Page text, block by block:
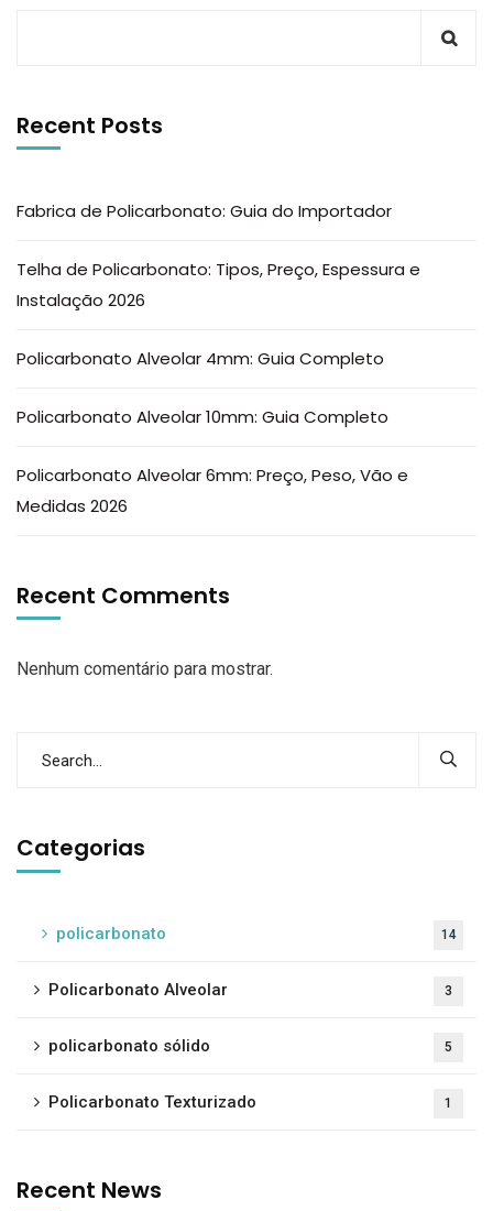
Recent Posts
Fabrica de Policarbonato: Guia do Importador
Telha de Policarbonato: Tipos, Preço, Espessura e
Instalação 2026
Policarbonato Alveolar 4mm: Guia Completo
Policarbonato Alveolar 10mm: Guia Completo
Policarbonato Alveolar 6mm: Preço, Peso, Vão e
Medidas 2026
Recent Comments
Nenhum comentário para mostrar.
Categorias
policarbonato 14
Policarbonato Alveolar 3
policarbonato sólido 5
Policarbonato Texturizado 1
Recent News